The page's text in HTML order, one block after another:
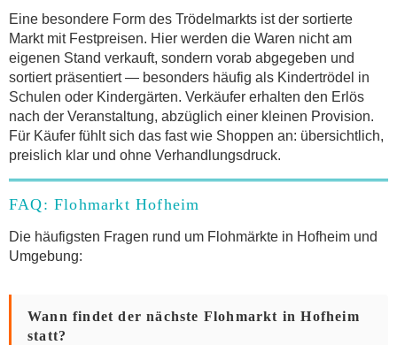
Eine besondere Form des Trödelmarkts ist der sortierte
Markt mit Festpreisen. Hier werden die Waren nicht am
eigenen Stand verkauft, sondern vorab abgegeben und
sortiert präsentiert — besonders häufig als Kindertrödel in
Schulen oder Kindergärten. Verkäufer erhalten den Erlös
nach der Veranstaltung, abzüglich einer kleinen Provision.
Für Käufer fühlt sich das fast wie Shoppen an: übersichtlich,
preislich klar und ohne Verhandlungsdruck.
FAQ: Flohmarkt Hofheim
Die häufigsten Fragen rund um Flohmärkte in Hofheim und
Umgebung:
Wann findet der nächste Flohmarkt in Hofheim
statt?